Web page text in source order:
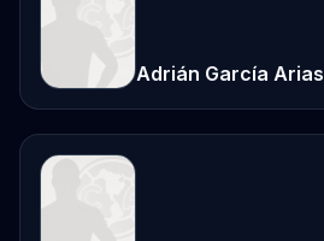
Adrián García Arias